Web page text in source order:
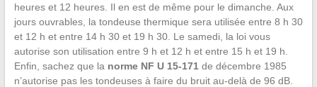
heures et 12 heures. Il en est de même pour le dimanche. Aux
jours ouvrables, la tondeuse thermique sera utilisée entre 8 h 30
et 12 h et entre 14 h 30 et 19 h 30. Le samedi, la loi vous
autorise son utilisation entre 9 h et 12 h et entre 15 h et 19 h.
Enfin, sachez que la norme NF U 15-171 de décembre 1985
n’autorise pas les tondeuses à faire du bruit au-delà de 96 dB.